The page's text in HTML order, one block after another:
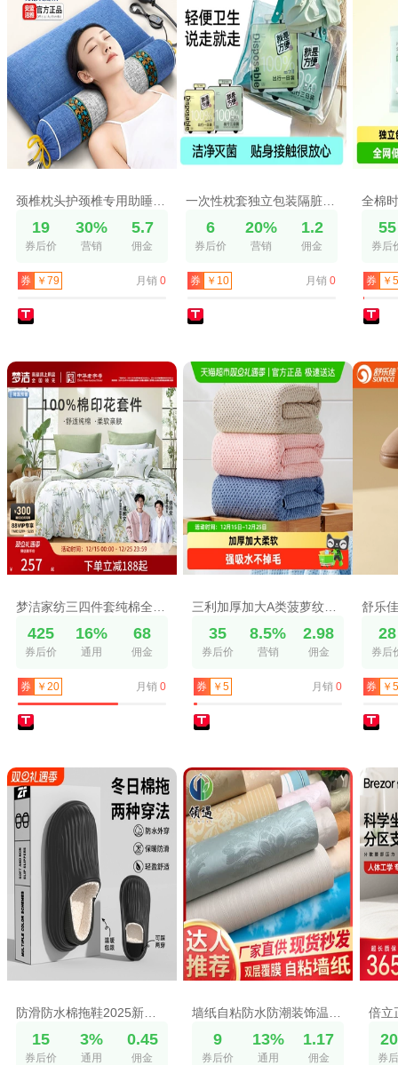
颈椎枕头护颈椎专用助睡眠睡觉热敷圆柱加热决明子艾草荞麦护颈枕
19
券后价
30%
营销
5.7
佣金
券 ￥79 月销 0
一次性枕套独立包装隔脏无菌旅行出差酒店加厚浴巾出行套装三日装
6
券后价
20%
营销
1.2
佣金
券 ￥10 月销 0
55
券后
券 ￥
425
券后价
16%
通用
68
佣金
券 ￥20 月销 0
35
券后价
8.5%
营销
2.98
佣金
券 ￥5 月销0
28
券后
券 ￥
防滑防水棉拖鞋2025新款秋冬季男士室内家居保暖包跟踩屎感棉鞋男
15
券后价
3%
通用
0.45
佣金
9
券后价
13%
通用
1.17
佣金 券